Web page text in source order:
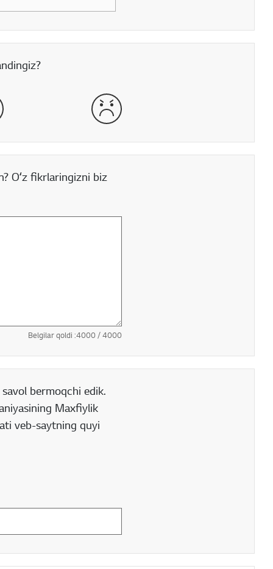
Oʻz fikrlaringizni biz
Belgilar qoldi :4000/ 4000
bermoqchi edik.
Maxfiylik
veb-saytning quyi